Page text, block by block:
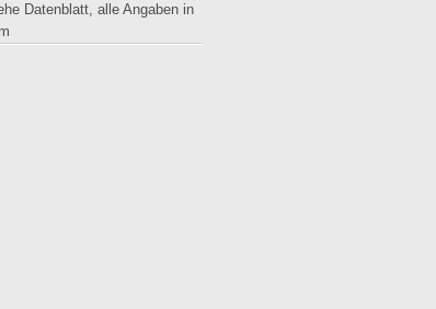
Datenblatt, alle Angaben in